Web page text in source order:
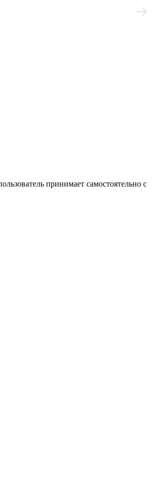
принимает самостоятельно с